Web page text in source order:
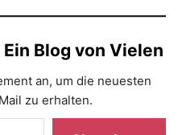
Blog von Vielen
an, um die neuesten
zu erhalten.